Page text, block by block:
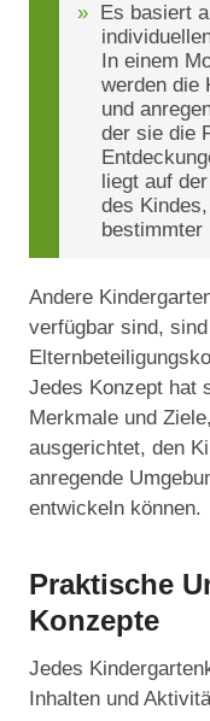
Es basiert
In einem
werden die
und
der sie die
liegt auf
des
bestimmter
Andere
verfügbar sind,
Jedes Konzept hat
Merkmale und
ausgerichtet, den
anregende
entwickeln können.
Praktische
Konzepte
Jedes
Inhalten und